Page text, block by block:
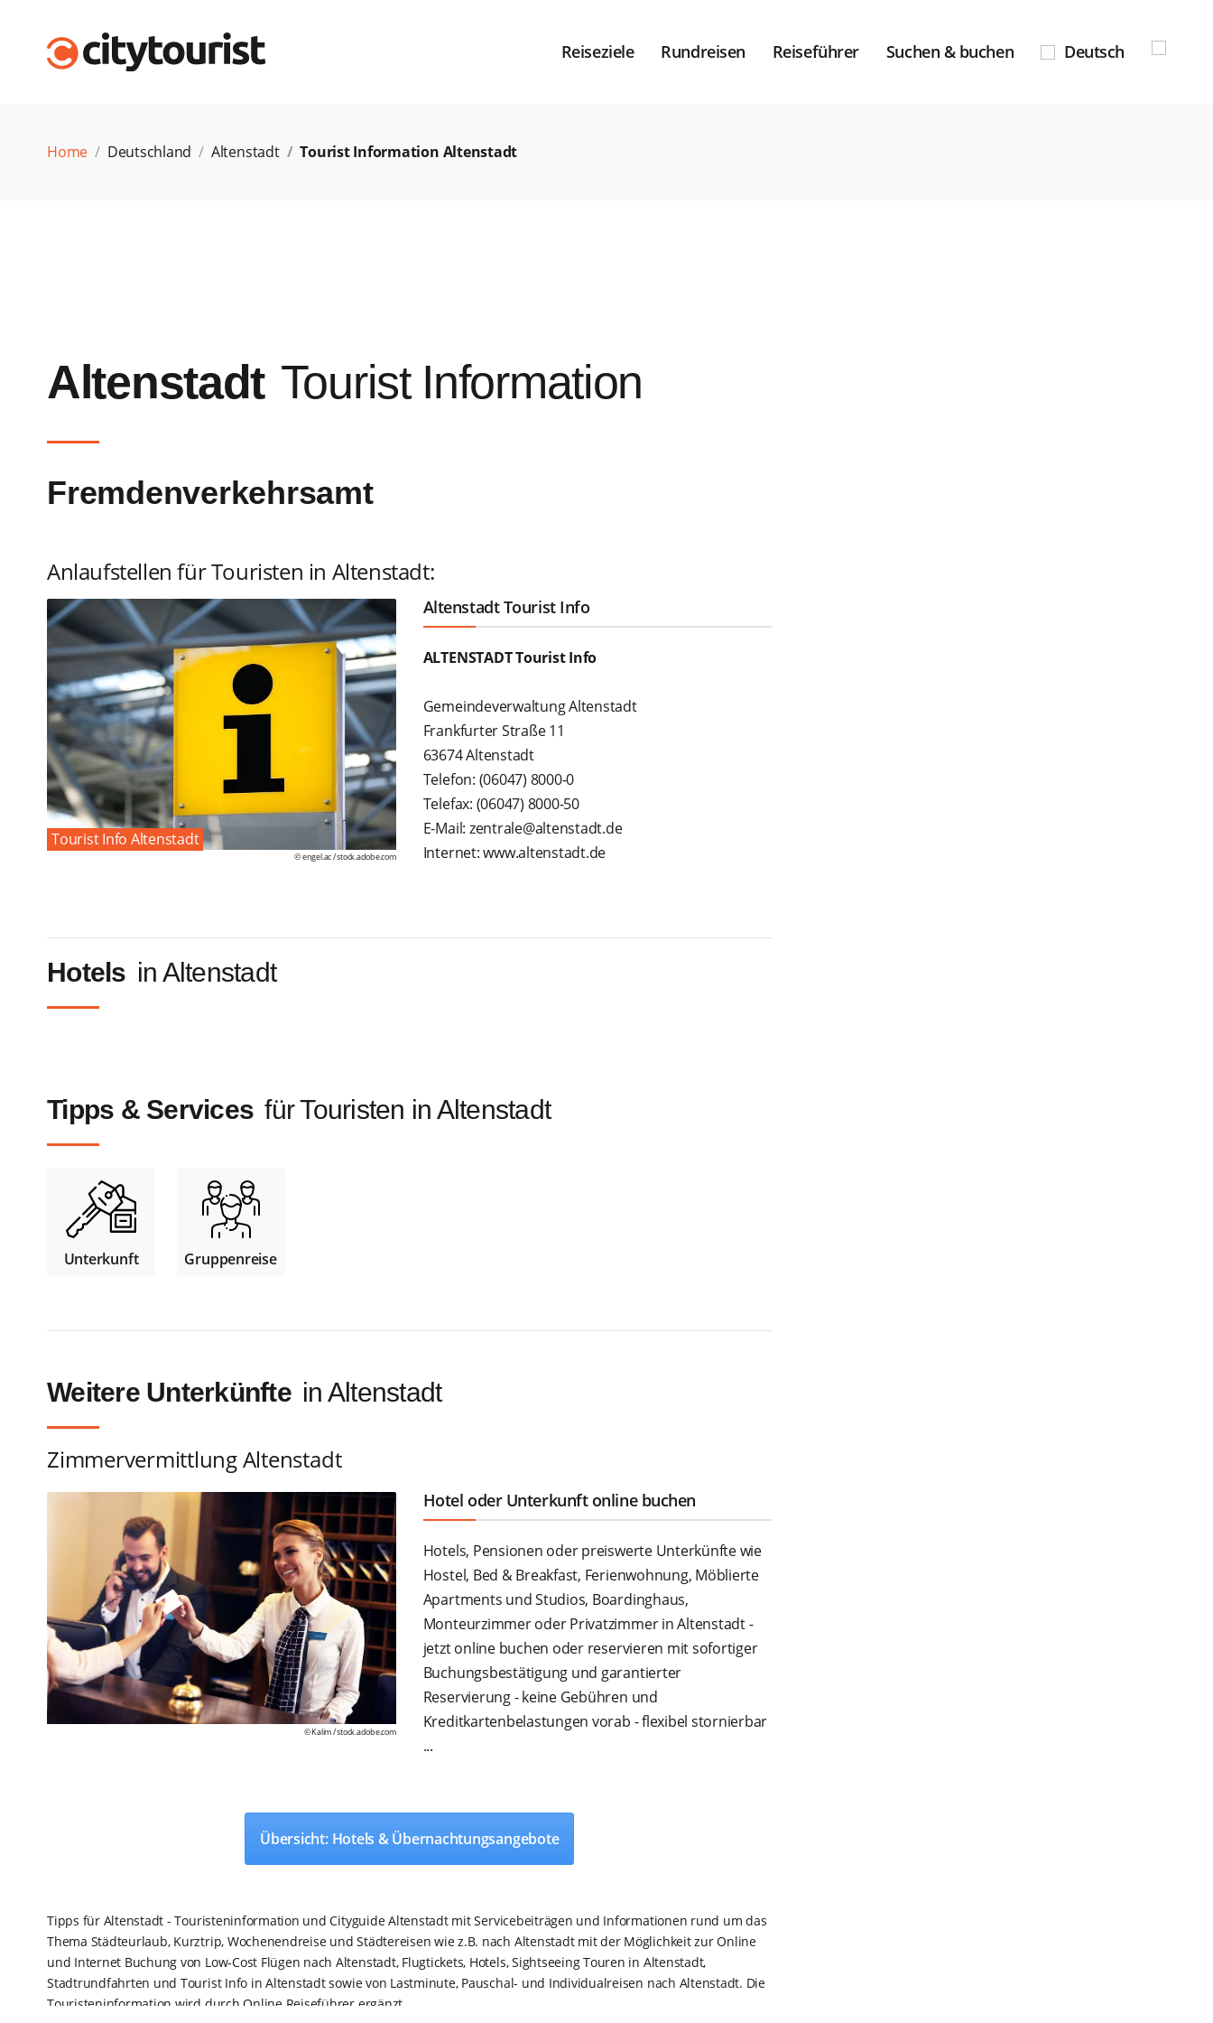
Reiseziele Rundreisen Reiseführer Suchen & buchen Deutsch
Home Deutschland Altenstadt Tourist Information Altenstadt
Altenstadt Tourist Information
Fremdenverkehrsamt
Anlaufstellen für Touristen in Altenstadt:
Tourist Info Altenstadt
© engel.ac /stock.adobe.com
Altenstadt Tourist Info
ALTENSTADT Tourist Info
Gemeindeverwaltung Altenstadt
Frankfurter Straße 11
63674 Altenstadt
Telefon: (06047) 8000-0
Telefax: (06047) 8000-50
E-Mail: zentrale@altenstadt.de
Internet: www.altenstadt.de
Hotels in Altenstadt
Tipps & Services für Touristen in Altenstadt
Unterkunft Gruppenreise
Weitere Unterkünfte in Altenstadt
Zimmervermittlung Altenstadt
© Kalim /stock.adobe.com
Hotel oder Unterkunft online buchen
Hotels, Pensionen oder preiswerte Unterkünfte wie
Hostel, Bed & Breakfast, Ferienwohnung, Möblierte
Apartments und Studios, Boardinghaus,
Monteurzimmer oder Privatzimmer in Altenstadt -
jetzt online buchen oder reservieren mit sofortiger
Buchungsbestätigung und garantierter
Reservierung - keine Gebühren und
Kreditkartenbelastungen vorab - flexibel stornierbar
...
Übersicht: Hotels & Übernachtungsangebote
Tipps für Altenstadt - Touristeninformation und Cityguide Altenstadt mit Servicebeiträgen und Informationen rund um das
Thema Städteurlaub, Kurztrip, Wochenendreise und Städtereisen wie z.B. nach Altenstadt mit der Möglichkeit zur Online
und Internet Buchung von Low-Cost Flügen nach Altenstadt, Flugtickets, Hotels, Sightseeing Touren in Altenstadt,
Stadtrundfahrten und Tourist Info in Altenstadt sowie von Lastminute, Pauschal- und Individualreisen nach Altenstadt. Die
Touristeninformation wird durch Online Reiseführer ergänzt.